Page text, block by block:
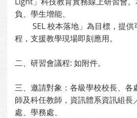
負、學生增能、
SEL 校本落地」為目標，提供
程，支援教學現場即刻應用。
二、研習會議程: 如附件。
三、邀請對象：各級學校校長、各
師及科任教師，資訊體系資訊組長
處、學務處、